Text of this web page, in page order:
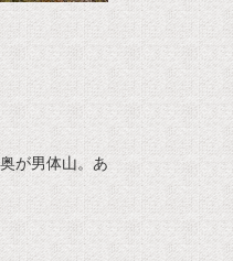
が男体山。あ